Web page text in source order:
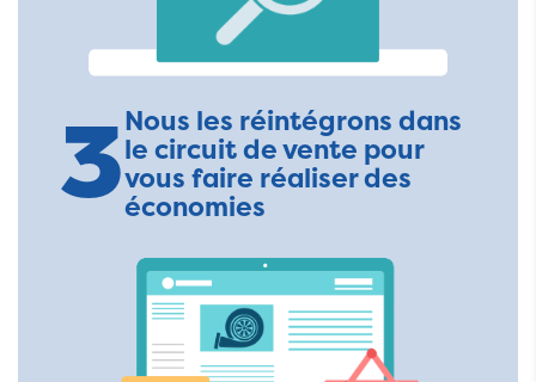
3Nous les réintégrons dans
le circuit de vente pour
vous faire réaliser des
économies